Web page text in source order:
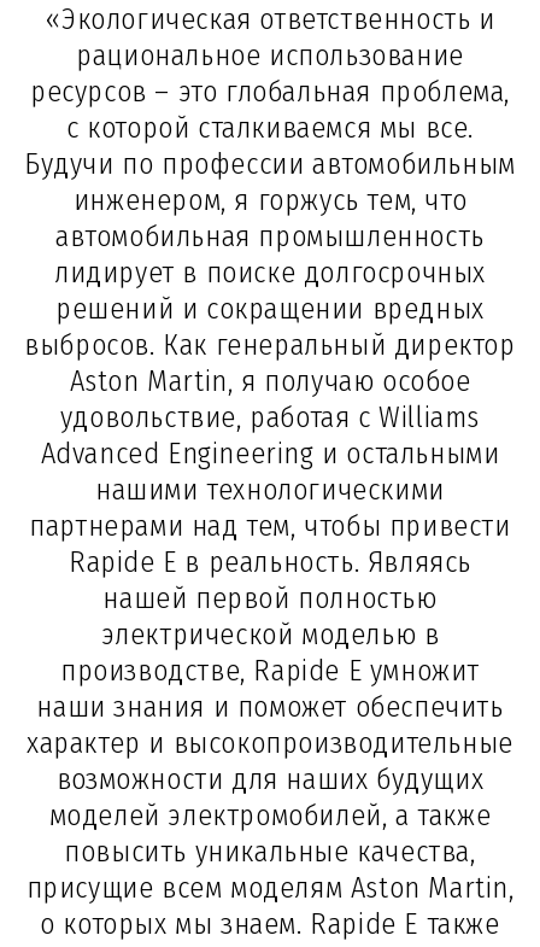
«Экологическая ответственность и
рациональное использование
ресурсов – это глобальная проблема,
с которой сталкиваемся мы все.
Будучи по профессии автомобильным
инженером, я горжусь тем, что
автомобильная промышленность
лидирует в поиске долгосрочных
решений и сокращении вредных
выбросов. Как генеральный директор
Aston Martin, я получаю особое
удовольствие, работая с Williams
Advanced Engineering и остальными
нашими технологическими
партнерами над тем, чтобы привести
Rapide E в реальность. Являясь
нашей первой полностью
электрической моделью в
производстве, Rapide E умножит
наши знания и поможет обеспечить
характер и высокопроизводительные
возможности для наших будущих
моделей электромобилей, а также
повысить уникальные качества,
присущие всем моделям Aston Martin,
о которых мы знаем. Rapide E также